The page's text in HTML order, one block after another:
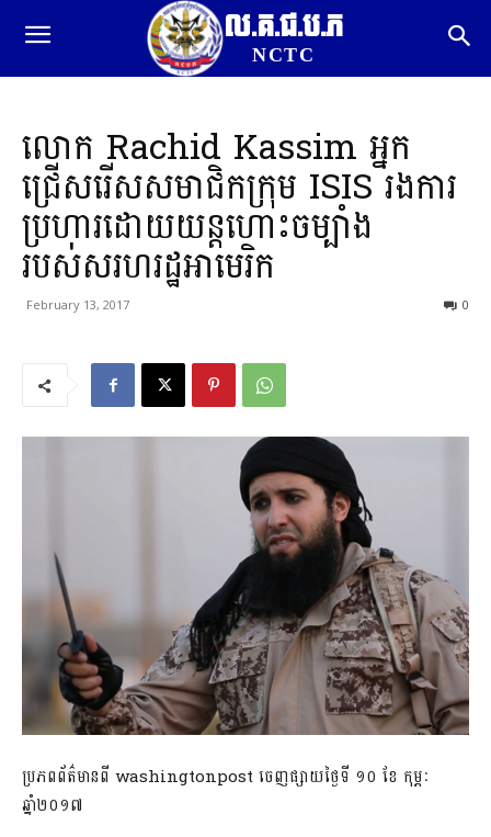
ល.គ.ជ.ប.ភ
NCTC
លោក Rachid Kassim អ្នក
ជ្រើសរើសសមាជិកក្រុម ISIS រងការ
ប្រហារដោយយន្តហោះចម្បាំង
របស់សរហរដ្ឋអាមេរិក
February 13, 2017 0
ប្រភពព័ត៌មានពី washingtonpost ចេញផ្សាយថ្ងៃទី ១០ ខែ កុម្ភៈ
ឆ្នាំ២០១៧